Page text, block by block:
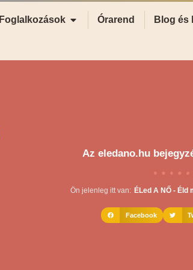
Foglalkozások Órarend Blog és
Az eledano.hu
Ön jelenleg itt van: ÉLed A NŐ - Éld
Facebook